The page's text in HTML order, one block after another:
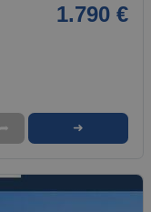
1.790 €
➦ ➜